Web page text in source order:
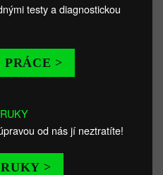
testy a diagnostickou
>
od nás jí neztratíte!
>